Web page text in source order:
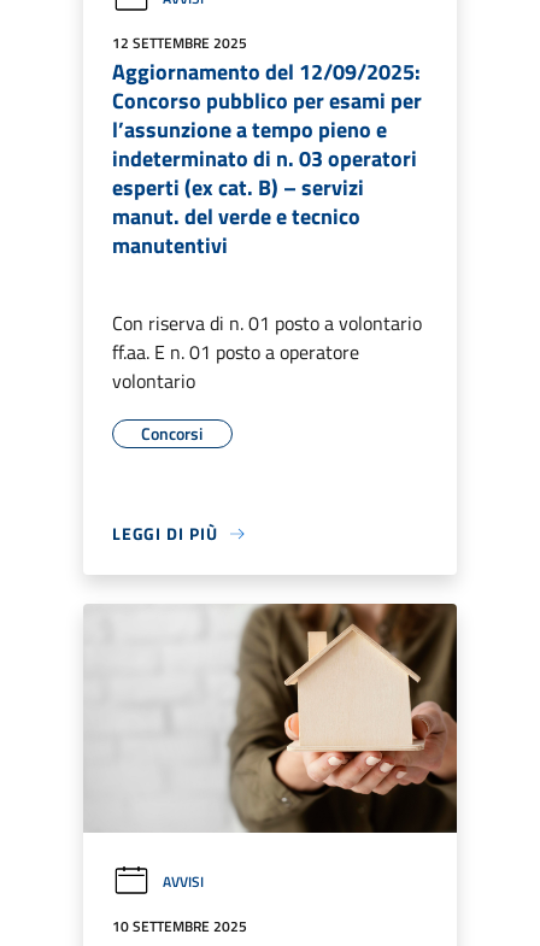
12 SETTEMBRE 2025
Aggiornamento del 12/09/2025:
Concorso pubblico per esami per
l’assunzione a tempo pieno e
indeterminato di n. 03 operatori
esperti (ex cat. B) – servizi
manut. del verde e tecnico
manutentivi
Con riserva di n. 01 posto a volontario
ff.aa. E n. 01 posto a operatore
volontario
Concorsi
LEGGI DI PIÙ
AVVISI
10 SETTEMBRE 2025